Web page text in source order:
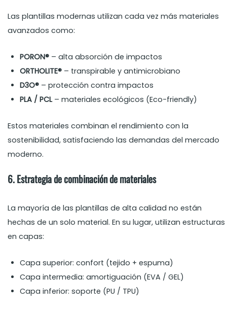
Las plantillas modernas utilizan cada vez más materiales
avanzados como:
PORON® – alta absorción de impactos
ORTHOLITE® – transpirable y antimicrobiano
D3O® – protección contra impactos
PLA / PCL– materiales ecológicos (Eco-friendly)
Estos materiales combinan el rendimiento con la
sostenibilidad, satisfaciendo las demandas del mercado
moderno.
6. Estrategia de combinación de materiales
La mayoría de las plantillas de alta calidad no están
hechas de un solo material. En su lugar, utilizan estructuras
en capas:
Capa superior: confort (tejido + espuma)
Capa intermedia: amortiguación (EVA / GEL)
Capa inferior: soporte (PU / TPU)